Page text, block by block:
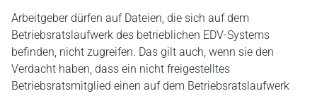
Arbeitgeber dürfen auf Dateien, die sich auf dem
Betriebsratslaufwerk des betrieblichen EDV-Systems
befinden, nicht zugreifen. Das gilt auch, wenn sie den
Verdacht haben, dass ein nicht freigestelltes
Betriebsratsmitglied einen auf dem Betriebsratslaufwerk